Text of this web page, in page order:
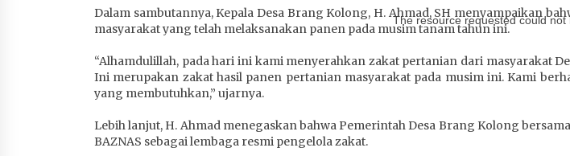
Dalam sambutannya, Kepala Desa Brang Kolong, H. Ahmad, SH menyampaikan
masyarakat yang telah melaksanakan panen pada musim tanam tahun ini.
“Alhamdulillah, pada hari ini kami menyerahkan zakat pertanian dari masyarakat
Ini merupakan zakat hasil panen pertanian masyarakat pada musim ini. Kami
yang membutuhkan,” ujarnya.
Lebih lanjut, H. Ahmad menegaskan bahwa Pemerintah Desa Brang Kolong
BAZNAS sebagai lembaga resmi pengelola zakat.
The resource requested could